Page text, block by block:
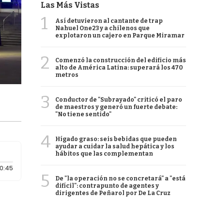
Duración: 45 segundos
Las Más Vistas
1
Así detuvieron al cantante de trap
Nahuel One23 y a chilenos que
explotaron un cajero en Parque Miramar
2
Comenzó la construcción del edificio más
alto de América Latina: superará los 470
metros
3
Conductor de "Subrayado" criticó el paro
de maestros y generó un fuerte debate:
"No tiene sentido"
4
Hígado graso: seis bebidas que pueden
ayudar a cuidar la salud hepática y los
hábitos que las complementan
5
De "la operación no se concretará" a "está
difícil": contrapunto de agentes y
dirigentes de Peñarol por De La Cruz